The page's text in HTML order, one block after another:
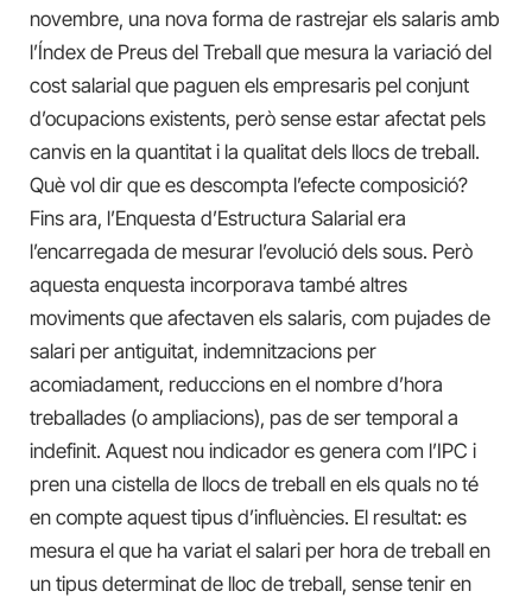
novembre, una nova forma de rastrejar els salaris amb
l’Índex de Preus del Treball que mesura la variació del
cost salarial que paguen els empresaris pel conjunt
d’ocupacions existents, però sense estar afectat pels
canvis en la quantitat i la qualitat dels llocs de treball.
Què vol dir que es descompta l’efecte composició?
Fins ara, l’Enquesta d’Estructura Salarial era
l’encarregada de mesurar l’evolució dels sous. Però
aquesta enquesta incorporava també altres
moviments que afectaven els salaris, com pujades de
salari per antiguitat, indemnitzacions per
acomiadament, reduccions en el nombre d’hora
treballades (o ampliacions), pas de ser temporal a
indefinit. Aquest nou indicador es genera com l’IPC i
pren una cistella de llocs de treball en els quals no té
en compte aquest tipus d’influències. El resultat: es
mesura el que ha variat el salari per hora de treball en
un tipus determinat de lloc de treball, sense tenir en